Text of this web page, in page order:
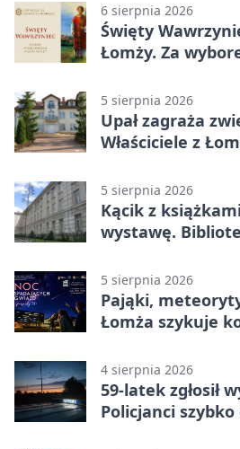
6 sierpnia 2026
Święty
Łomży. Za
5 sierpnia 2026
Upał zagraża
Właściciele z
5 sierpnia 2026
Kącik z
wystawę.
5 sierpnia 2026
Pająki,
Łomża szykuje
4 sierpnia 2026
59-latek zgłosił
Policjanci